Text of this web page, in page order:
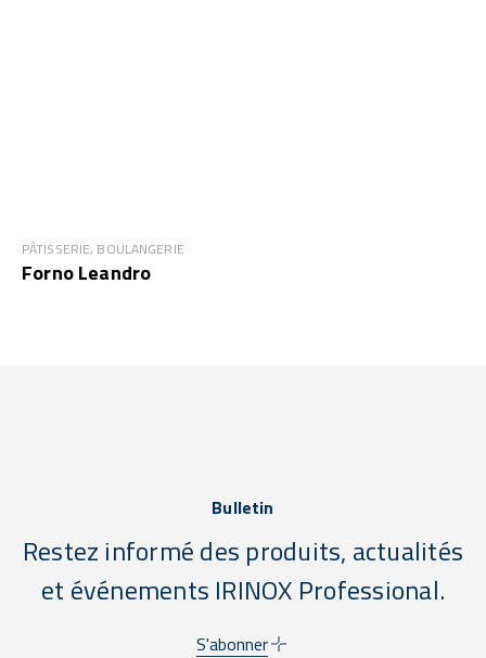
PÂTISSERIE, BOULANGERIE
Forno Leandro
Bulletin
Restez informé des produits, actualités
et événements IRINOX Professional.
S'abonner